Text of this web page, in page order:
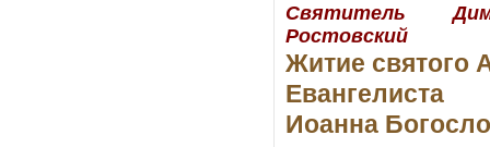
Святитель
Ростовский
Житие святого
Евангелиста
Иоанна